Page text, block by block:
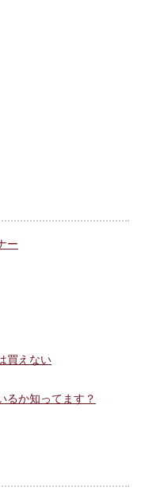
ー
買えない
るか知ってます？